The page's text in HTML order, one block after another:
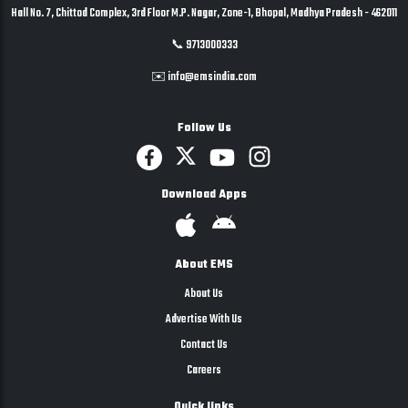
Hall No. 7, Chittod Complex, 3rd Floor M.P. Nagar, Zone-1, Bhopal, Madhya Pradesh - 462011
📞 9713000333
✉️ info@emsindia.com
Follow Us
Download Apps
About EMS
About Us
Advertise With Us
Contact Us
Careers